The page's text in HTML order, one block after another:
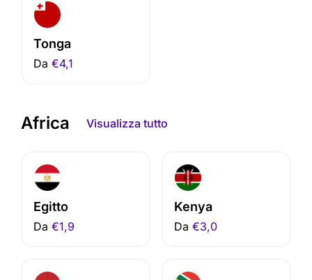
Tonga
Da €4,1
Africa Visualizza tutto
Egitto
Da €1,9
Kenya
Da €3,0